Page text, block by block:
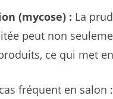
(mycose) : La
peut non
ce qui met
fréquent en